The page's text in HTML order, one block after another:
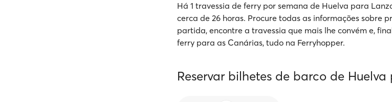
Há 1 travessia de ferry por semana de Huelva para
cerca de 26 horas. Procure todas as informações sobre
partida, encontre a travessia que mais lhe convém e,
ferry para as Canárias, tudo na Ferryhopper.
Reservar bilhetes de barco de